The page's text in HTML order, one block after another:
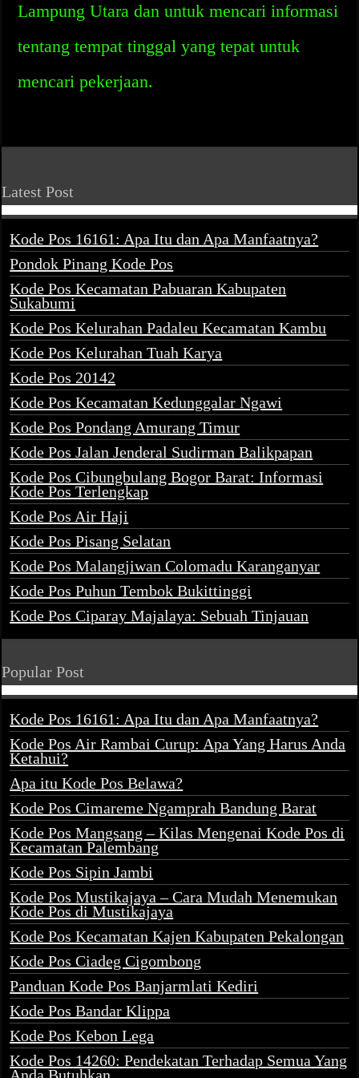
Lampung Utara dan untuk mencari informasi
tentang tempat tinggal yang tepat untuk
mencari pekerjaan.
Latest Post
Kode Pos 16161: Apa Itu dan Apa Manfaatnya?
Pondok Pinang Kode Pos
Kode Pos Kecamatan Pabuaran Kabupaten
Sukabumi
Kode Pos Kelurahan Padaleu Kecamatan Kambu
Kode Pos Kelurahan Tuah Karya
Kode Pos 20142
Kode Pos Kecamatan Kedunggalar Ngawi
Kode Pos Pondang Amurang Timur
Kode Pos Jalan Jenderal Sudirman Balikpapan
Kode Pos Cibungbulang Bogor Barat: Informasi
Kode Pos Terlengkap
Kode Pos Air Haji
Kode Pos Pisang Selatan
Kode Pos Malangjiwan Colomadu Karanganyar
Kode Pos Puhun Tembok Bukittinggi
Kode Pos Ciparay Majalaya: Sebuah Tinjauan
Popular Post
Kode Pos 16161: Apa Itu dan Apa Manfaatnya?
Kode Pos Air Rambai Curup: Apa Yang Harus Anda
Ketahui?
Apa itu Kode Pos Belawa?
Kode Pos Cimareme Ngamprah Bandung Barat
Kode Pos Mangsang – Kilas Mengenai Kode Pos di
Kecamatan Palembang
Kode Pos Sipin Jambi
Kode Pos Mustikajaya – Cara Mudah Menemukan
Kode Pos di Mustikajaya
Kode Pos Kecamatan Kajen Kabupaten Pekalongan
Kode Pos Ciadeg Cigombong
Panduan Kode Pos Banjarmlati Kediri
Kode Pos Bandar Klippa
Kode Pos Kebon Lega
Kode Pos 14260: Pendekatan Terhadap Semua Yang